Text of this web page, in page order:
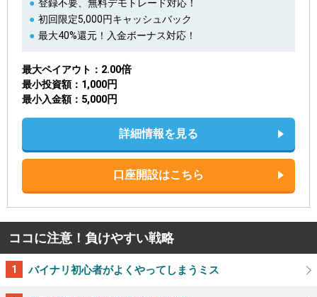
登録不要、無料デモトレード対応！
初回限定5,000円キャッシュバック
最大40%還元！入金ボーナス対応！
最大ペイアウト 2.00倍
最小投資額 1,000円
最小入金額 5,000円
詳細情報を見る
口座開設はこちら
ココに注意！負けやすい戦略
バイナリ初心者がよくやってしまうミス